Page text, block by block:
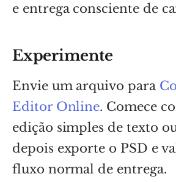
e entrega consciente de
Experimente
Envie um arquivo para
Editor Online. Comece
edição simples de texto
depois exporte o PSD e
fluxo normal de entrega.